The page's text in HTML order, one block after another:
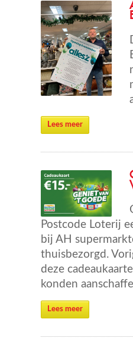
Lees meer
Postcode Loterij
bij AH
thuisbezorgd.
deze
konden
Lees meer